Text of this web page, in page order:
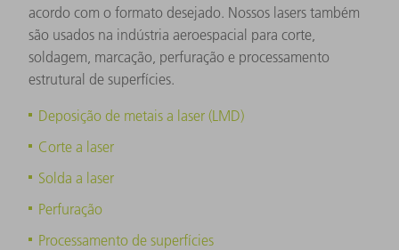
acordo com o formato desejado. Nossos lasers também
são usados ​​na indústria aeroespacial para corte,
soldagem, marcação, perfuração e processamento
estrutural de superfícies.
Deposição de metais a laser (LMD)
Corte a laser
Solda a laser
Perfuração
Processamento de superfícies